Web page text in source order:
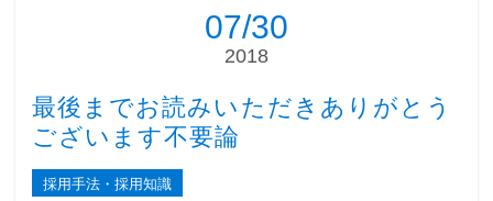
07/30
2018
最後までお読みいただきありがとう
ございます不要論
採用手法・採用知識